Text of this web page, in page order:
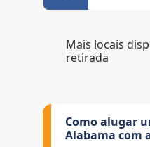
Mais locais
retirada
Como alugar
Alabama com